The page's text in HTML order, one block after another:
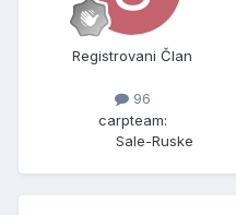
Registrovani Član
96
carpteam:
Sale-Ruske